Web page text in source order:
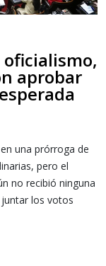
aprobar
una prórroga de
pero el
no recibió ninguna
los votos